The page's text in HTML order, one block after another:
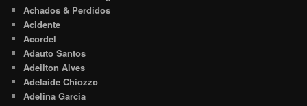
Achados & Perdidos
Acidente
Acordel
Adauto Santos
Adeilton Alves
Adelaide Chiozzo
Adelina Garcia